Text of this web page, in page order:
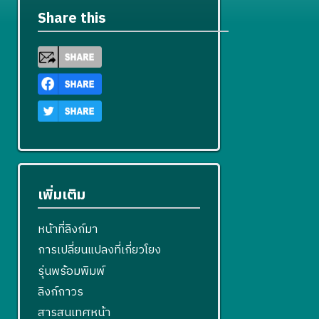
Share this
เพิ่มเติม
หน้าที่ลิงก์มา
การเปลี่ยนแปลงที่เกี่ยวโยง
รุ่นพร้อมพิมพ์
ลิงก์ถาวร
สารสนเทศหน้า